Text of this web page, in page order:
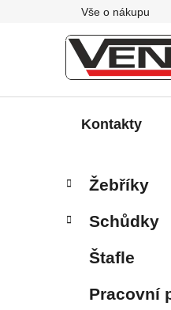
Vše o nákupu
Kontakty
P
s
Přeskočit
kategorie
a
e
Žebříky
Schůdky
Štafle
Pracovní